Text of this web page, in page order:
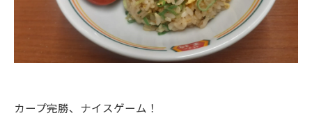
カープ完勝、ナイスゲーム！